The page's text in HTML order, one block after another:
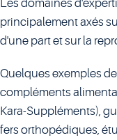
Les domaines
principalement axés
d'une part et sur la
Quelques exemples
compléments
Kara-Suppléments),
fers orthopédiques,